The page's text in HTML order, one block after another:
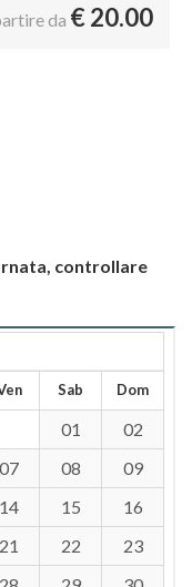
da €20.00
controllare
Sab Dom
01
02
07 08
09
14 15
16
21 22
23